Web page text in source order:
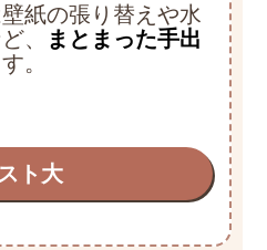
紙の張り替えや水
、
まとまった手出
。
ト大